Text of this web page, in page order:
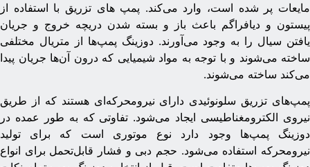
مایعات پر شده است، وارد می‌کند. پمپ های تزریق با استفاده از
پیستون و دیافراگم باعث باز و بسته شدن دریچه خروج و جریان
یافتن سیال را به وجود می‌آورند. دوزینگ پمپ‌ها از متریال مختلفی
ساخته می‌شوند و با توجه به مواد شیمیایی که درون آن‌ها جریان پیدا
می‌کند ساخته می‌شوند.
پمپ‌های تزریق سلونوئیدی دارای نیرومحرکه‌ای هستند که از طریق
نیروی الکترومغناطیسی ایجاد می‌شود. تفاوتی که به طور عمده در
دوزینگ پمپ‌ها وجود دارد نوع موتوری است که برای تولید
نیرومحرکه استفاده می‌شود. حجم دبی و فشار قابل‌تحمل برای انواع